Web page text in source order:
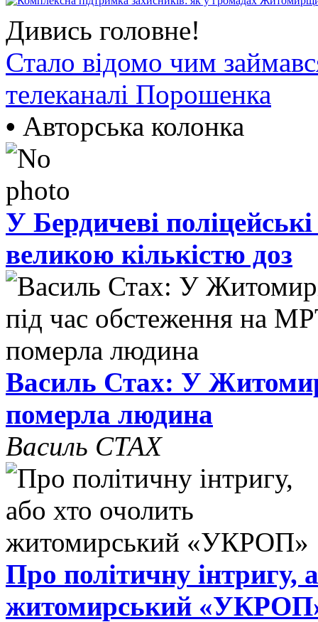
Дивись головне!
Стало відомо чим
телеканалі Порошенка
• Авторська колонка
У Бердичеві
великою кількістю доз
Василь Стах: У
померла людина
Василь СТАХ
Про політичну інтригу,
житомирський